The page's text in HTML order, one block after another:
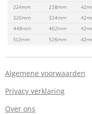
Algemene voorwaarden
Privacy verklaring
Over ons